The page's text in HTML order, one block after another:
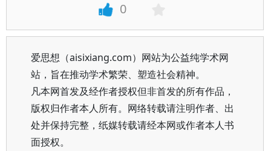
0
爱思想（aisixiang.com）网站为公益纯学术网
站，旨在推动学术繁荣、塑造社会精神。
凡本网首发及经作者授权但非首发的所有作品，
版权归作者本人所有。网络转载请注明作者、出
处并保持完整，纸媒转载请经本网或作者本人书
面授权。